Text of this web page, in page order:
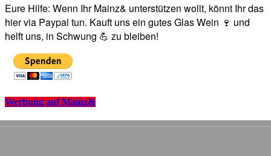
Eure Hilfe: Wenn Ihr Mainz& unterstützen wollt, könnt Ihr das
hier via Paypal tun. Kauft uns ein gutes Glas Wein 🍷 und
helft uns, in Schwung 💪 zu bleiben!
Werbung auf Mainz&